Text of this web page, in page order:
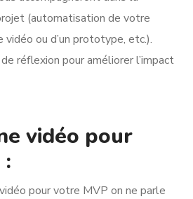
(automatisation de votre
vidéo ou d’un prototype, etc.).
réflexion pour améliorer l’impact
vidéo pour
pour votre MVP on ne parle